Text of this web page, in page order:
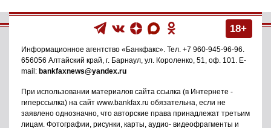
18+
Информационное агентство «Банкфакс». Тел. +7 960-945-96-96.
656056 Алтайский край, г. Барнаул, ул. Короленко, 51, оф. 101. E-
mail: bankfaxnews@yandex.ru
При использовании материалов сайта ссылка (в Интернете -
гиперссылка) на сайт www.bankfax.ru обязательна, если не
заявлено однозначно, что авторские права принадлежат третьим
лицам. Фотографии, рисунки, карты, аудио- видеофрагменты и